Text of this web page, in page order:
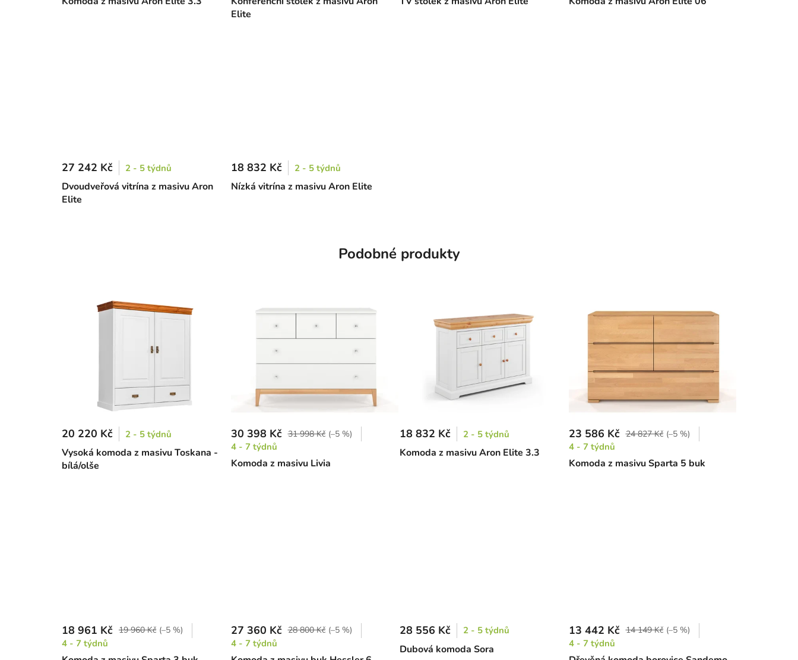
Elite
Dvoudveřová vitrína z masivu Aron
Elite
27 242 Kč 2 - 5 týdnů
Nízká vitrína z masivu Aron Elite
18 832 Kč 2 - 5 týdnů
Podobné produkty
Vysoká komoda z masivu Toskana -
bílá/olše
20 220 Kč 2 - 5 týdnů
Komoda z masivu Livia
30 398 Kč 31 998 Kč (–5 %)
4 - 7 týdnů Komoda z masivu Aron Elite 3.3
18 832 Kč 2 - 5 týdnů
Komoda z masivu Sparta 5 buk
23 586 Kč 24 827 Kč (–5 %)
4 - 7 týdnů
18 961 Kč 19 960 Kč (–5 %)
4 - 7 týdnů
27 360 Kč 28 800 Kč (–5 %)
4 - 7 týdnů Dubová komoda Sora
28 556 Kč 2 - 5 týdnů 13 442 Kč 14 149 Kč (–5 %)
4 - 7 týdnů